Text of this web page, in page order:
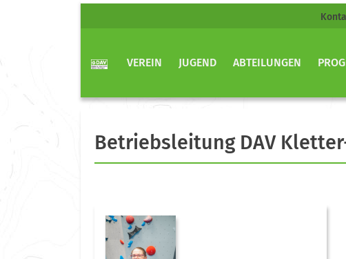
VEREIN JUGEND ABTEILUNGEN
Betriebsleitung DAV